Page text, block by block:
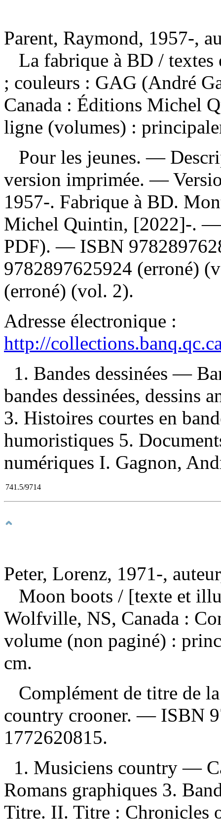
Parent, Raymond, 1957-,
La fabrique à BD / textes
; couleurs : GAG (André
Canada : Éditions Michel
ligne (volumes) :
Pour les jeunes. —
version imprimée. —
1957-. Fabrique à BD.
Michel Quintin, [2022]-.
PDF). — ISBN
9782897625924 (erroné)
(erroné) (vol. 2).
Adresse électronique :
http://
1. Bandes dessinées —
bandes dessinées, dessins
3. Histoires courtes en
humoristiques 5.
numériques I. Gagnon,
741.5/9714
Peter, Lorenz, 1971-,
Moon boots / [texte et
Wolfville, NS, Canada :
volume (non paginé) :
cm.
Complément de titre de
country crooner. — ISBN
1772620815.
1. Musiciens country —
Romans graphiques 3.
Titre. II. Titre : Chronicles